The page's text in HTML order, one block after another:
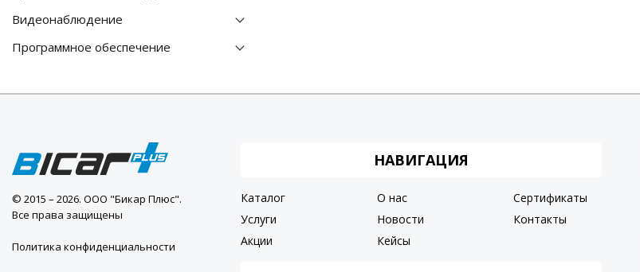
Видеонаблюдение
Программное обеспечение
© 2015 – 2026. ООО "Бикар Плюс".
Все права защищены
Политика конфиденциальности
НАВИГАЦИЯ
Каталог
Услуги
Акции
О нас
Новости
Кейсы
Сертификаты
Контакты